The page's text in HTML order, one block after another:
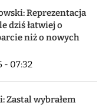
Reprezentacja
dziś łatwiej o
niż o nowych
- 07:32
Zastal wybrałem